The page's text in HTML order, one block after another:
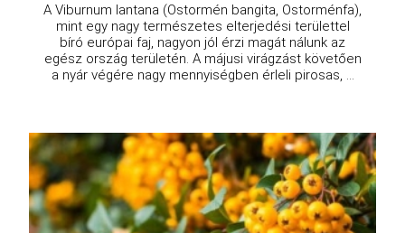
A Viburnum lantana (Ostormén bangita, Ostorménfa),
mint egy nagy természetes elterjedési területtel
bíró európai faj, nagyon jól érzi magát nálunk az
egész ország területén. A májusi virágzást követően
a nyár végére nagy mennyiségben érleli pirosas, ...